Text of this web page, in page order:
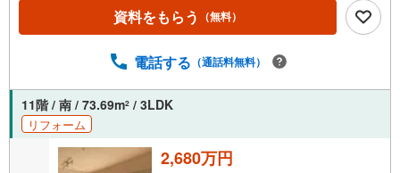
資料をもらう （無料）
電話する （通話料無料）
11階 / 南 / 73.69m2 / 3LDK
リフォーム
2,680万円